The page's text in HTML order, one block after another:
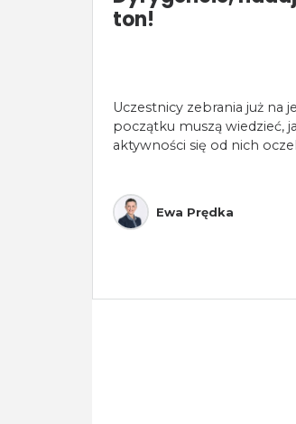
ton!
Uczestnicy zebrania już na
początku muszą wiedzieć,
aktywności się od nich
Ewa Prędka